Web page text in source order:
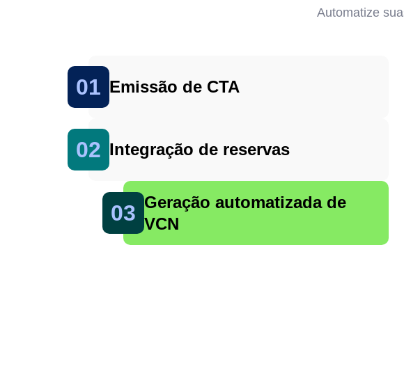
Automatize
01 Emissão de CTA
02 Integração de reservas
03 Geração automatizada de
VCN